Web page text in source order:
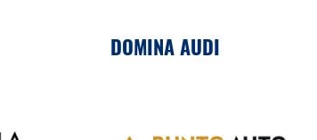
DOMINA AUDI